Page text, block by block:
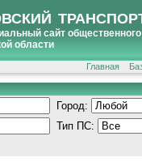
сайт
области
Главная
Город:
Тип ПС: